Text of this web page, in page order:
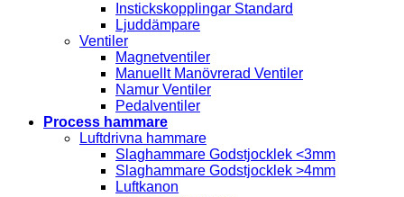
Instickskopplingar Standard
Ljuddämpare
Ventiler
Magnetventiler
Manuellt Manövrerad Ventiler
Namur Ventiler
Pedalventiler
Process hammare
Luftdrivna hammare
Slaghammare Godstjocklek <3mm
Slaghammare Godstjocklek >4mm
Luftkanon